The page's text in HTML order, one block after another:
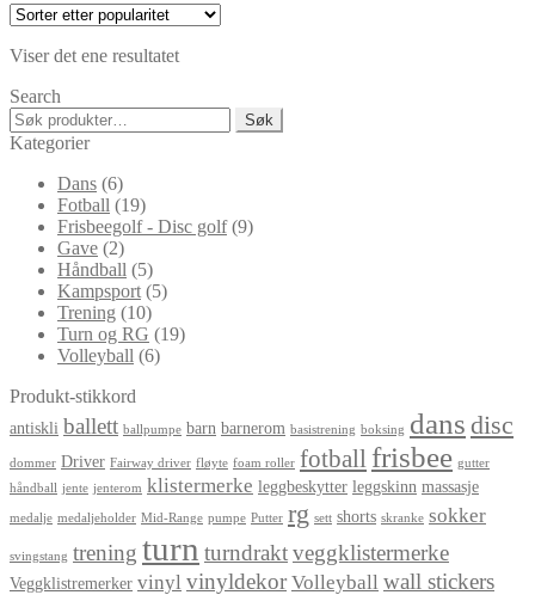
Viser det ene resultatet
Search
Søk
etter:
Søk
Kategorier
Dans (6)
Fotball (19)
Frisbeegolf - Disc golf (9)
Gave (2)
Håndball (5)
Kampsport (5)
Trening (10)
Turn og RG (19)
Volleyball (6)
Produkt-stikkord
antiskli ballett ballpumpe barn barnerom basistrening boksing dans disc
dommer Driver Fairway driver fløyte foam roller fotball frisbee gutter
håndball jente jenterom klistermerke leggbeskytter leggskinn massasje
medalje medaljeholder Mid-Range pumpe Putter rg sett shorts skranke sokker
svingstang trening turn turndraktveggklistermerke
Veggklistremerker vinyl vinyldekor Volleyball wall stickers